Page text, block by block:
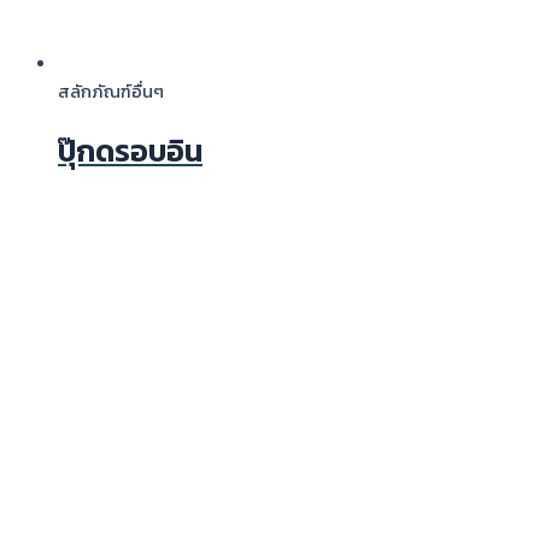
สลักภัณฑ์อื่นๆ
ปุ๊กดรอบอิน